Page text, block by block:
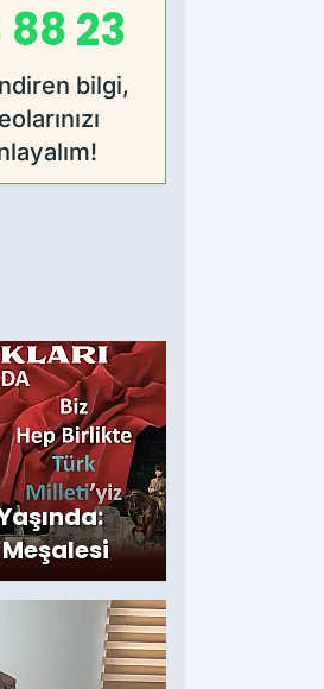
23
bilgi,
Meşalesi